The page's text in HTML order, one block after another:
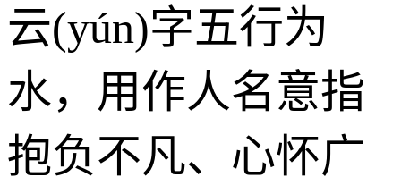
云(yún)字五行为
水，用作人名意指
抱负不凡、心怀广